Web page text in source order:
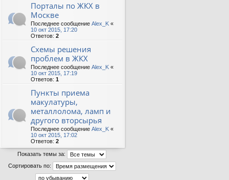
Порталы по ЖКХ в
Москве
Последнее сообщение Alex_K «
10 окт 2015, 17:20
Ответов: 2
Схемы решения
проблем в ЖКХ
Последнее сообщение Alex_K «
10 окт 2015, 17:19
Ответов: 1
Пункты приема
макулатуры,
металлолома, ламп и
другого вторсырья
Последнее сообщение Alex_K «
10 окт 2015, 17:02
Ответов: 2
Показать темы за:
Сортировать по: